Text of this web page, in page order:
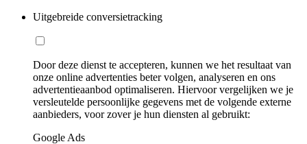
Uitgebreide conversietracking
Door deze dienst te accepteren, kunnen we het resultaat van
onze online advertenties beter volgen, analyseren en ons
advertentieaanbod optimaliseren. Hiervoor vergelijken we je
versleutelde persoonlijke gegevens met de volgende externe
aanbieders, voor zover je hun diensten al gebruikt:
Google Ads